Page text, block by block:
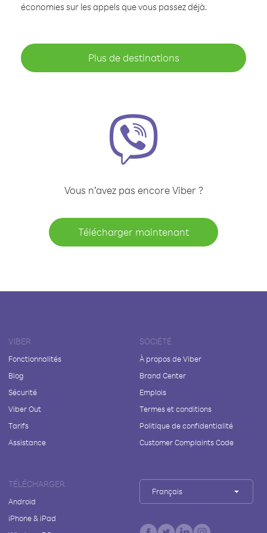
économies sur les appels que vous passez déjà.
Plus de destinations
Vous n’avez pas encore Viber ?
Télécharger maintenant
VIBER
Fonctionnalités
Blog
Sécurité
Viber Out
Tarifs
Assistance
SOCIÉTÉ
À propos de Viber
Brand Center
Emplois
Termes et conditions
Politique de confidentialité
Customer Complaints Code
TÉLÉCHARGER
Android
iPhone & iPad
Français